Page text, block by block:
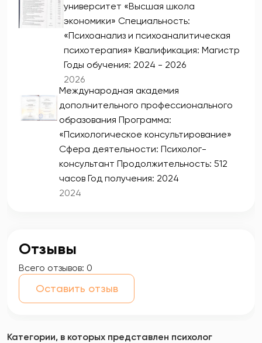
университет «Высшая школа
экономики» Специальность:
«Психоанализ и психоаналитическая
психотерапия» Квалификация: Магистр
Годы обучения: 2024 - 2026
2026
Международная академия
дополнительного профессионального
образования Программа:
«Психологическое консультирование»
Сфера деятельности: Психолог-
консультант Продолжительность: 512
часов Год получения: 2024
2024
Отзывы
Всего отзывов: 0
Оставить отзыв
Категории, в которых представлен психолог